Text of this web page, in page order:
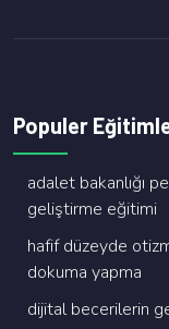
Populer
adalet bakanliği
geli̇şti̇rme eği̇ti̇mi̇
hafi̇f düzeyde
dokuma yapma
di̇ji̇tal beceri̇leri̇n